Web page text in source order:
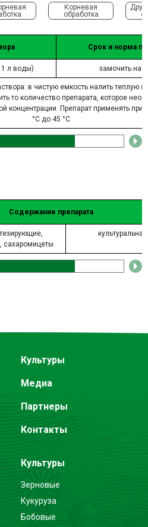
Корневая
обработка
Срок и норма
1 л воды) замочить на
в чистую емкость налить теплую
то количество препарата, которое
концентрации. Препарат применять при
°С до 45 °С
Содержание препарата
сахаромицеты
Культуры
Медиа
Партнеры
Контакты
Культуры
Зерновые
Кукуруза
Бобовые